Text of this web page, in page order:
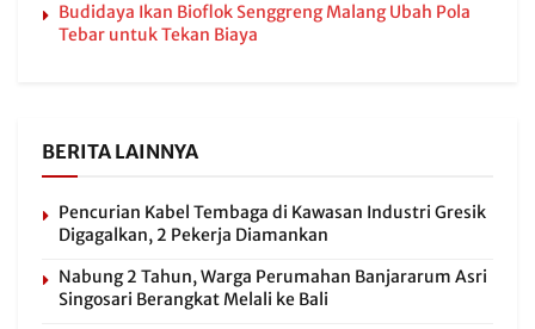
Budidaya Ikan Bioflok Senggreng Malang Ubah Pola
Tebar untuk Tekan Biaya
BERITA LAINNYA
Pencurian Kabel Tembaga di Kawasan Industri Gresik
Digagalkan, 2 Pekerja Diamankan
Nabung 2 Tahun, Warga Perumahan Banjararum Asri
Singosari Berangkat Melali ke Bali